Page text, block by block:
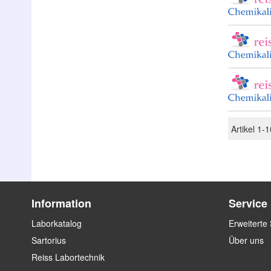
Artikel 1-
Information
Laborkatalog
Sartorius
Reiss Labortechnik
Service
Erweiterte
Über uns